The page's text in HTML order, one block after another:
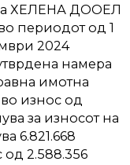
ХЕЛЕНА ДООЕЛ
периодот од 1
2024
намера
имотна
износ од
за износот на
6.821.668
од 2.588.356